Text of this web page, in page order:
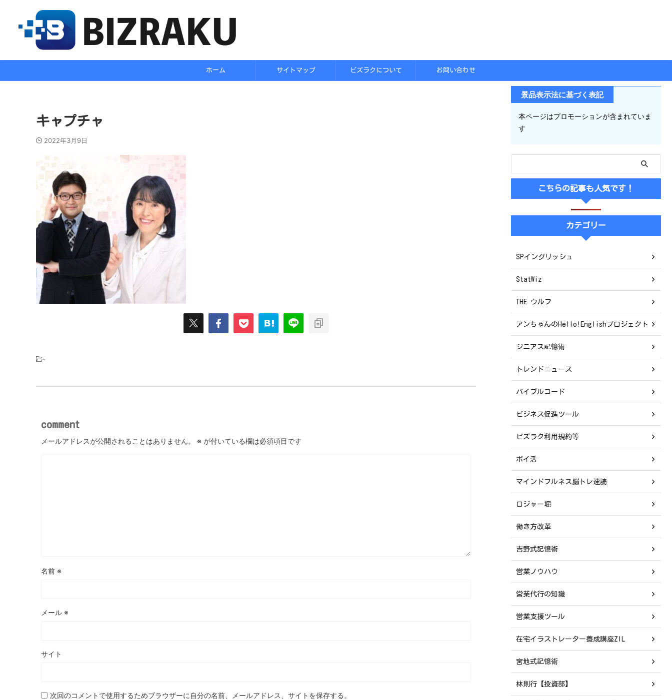
ホーム サイトマップ ビズラクについて お問い合わせ
キャプチャ
2022年3月9日
-
comment
メールアドレスが公開されることはありません。 ※ が付いている欄は必須項目です
名前 ※
メール ※
サイト
次回のコメントで使用するためブラウザーに自分の名前、メールアドレス、サイトを保存する。
景品表示法に基づく表記
本ページはプロモーションが含まれていま
す
こちらの記事も人気です！
カテゴリー
SPイングリッシュ
StatWiz
THE ウルフ
アンちゃんのHello!Englishプロジェクト
ジニアス記憶術
トレンドニュース
バイブルコード
ビジネス促進ツール
ビズラク利用規約等
ポイ活
マインドフルネス脳トレ速読
ロジャー堀
働き方改革
吉野式記憶術
営業ノウハウ
営業代行の知識
営業支援ツール
在宅イラストレーター養成講座ZIL
宮地式記憶術
林則行【投資部】